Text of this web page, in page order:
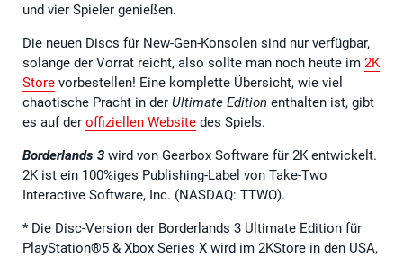
und vier Spieler genießen.
Die neuen Discs für New-Gen-Konsolen sind nur verfügbar,
solange der Vorrat reicht, also sollte man noch heute im 2K
Store vorbestellen! Eine komplette Übersicht, wie viel
chaotische Pracht in der Ultimate Edition enthalten ist, gibt
es auf der offiziellen Website des Spiels.
Borderlands 3 wird von Gearbox Software für 2K entwickelt.
2K ist ein 100%iges Publishing-Label von Take-Two
Interactive Software, Inc. (NASDAQ: TTWO).
* Die Disc-Version der Borderlands 3 Ultimate Edition für
PlayStation®5 & Xbox Series X wird im 2KStore in den USA,